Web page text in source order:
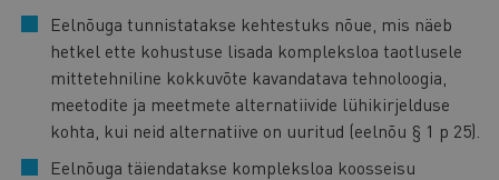
Eelnõuga tunnistatakse kehtestuks nõue, mis näeb
hetkel ette kohustuse lisada kompleksloa taotlusele
mittetehniline kokkuvõte kavandatava tehnoloogia,
meetodite ja meetmete alternatiivide lühikirjelduse
kohta, kui neid alternatiive on uuritud (eelnõu § 1 p 25).
Eelnõuga täiendatakse kompleksloa koosseisu